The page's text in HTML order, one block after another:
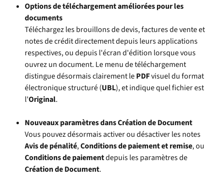
Options de téléchargement améliorées pour les
documents
Téléchargez les brouillons de devis, factures de vente et
notes de crédit directement depuis leurs applications
respectives, ou depuis l'écran d'édition lorsque vous
ouvrez un document. Le menu de téléchargement
distingue désormais clairement le PDF visuel du format
électronique structuré (UBL), et indique quel fichier est
l'Original.
Nouveaux paramètres dans Création de Document
Vous pouvez désormais activer ou désactiver les notes
Avis de pénalité, Conditions de paiement et remise, ou
Conditions de paiement depuis les paramètres de
Création de Document.